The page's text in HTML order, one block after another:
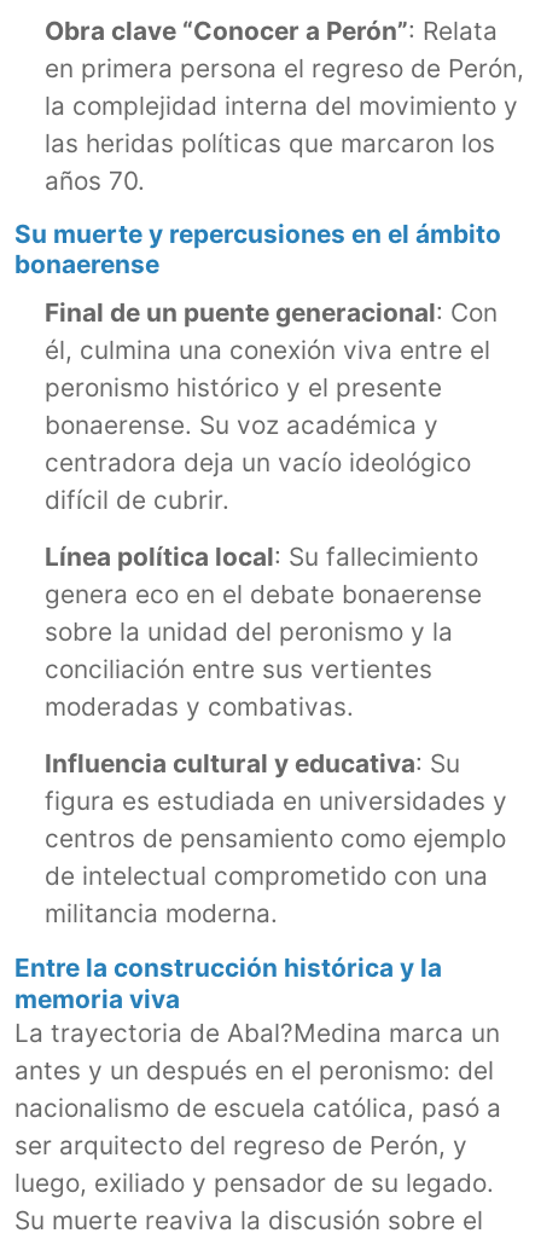
Obra clave “Conocer a Perón”: Relata
en primera persona el regreso de Perón,
la complejidad interna del movimiento y
las heridas políticas que marcaron los
años 70.
Su muerte y repercusiones en el ámbito
bonaerense
Final de un puente generacional: Con
él, culmina una conexión viva entre el
peronismo histórico y el presente
bonaerense. Su voz académica y
centradora deja un vacío ideológico
difícil de cubrir.
Línea política local: Su fallecimiento
genera eco en el debate bonaerense
sobre la unidad del peronismo y la
conciliación entre sus vertientes
moderadas y combativas.
Influencia cultural y educativa: Su
figura es estudiada en universidades y
centros de pensamiento como ejemplo
de intelectual comprometido con una
militancia moderna.
Entre la construcción histórica y la
memoria viva
La trayectoria de Abal?Medina marca un
antes y un después en el peronismo: del
nacionalismo de escuela católica, pasó a
ser arquitecto del regreso de Perón, y
luego, exiliado y pensador de su legado.
Su muerte reaviva la discusión sobre el